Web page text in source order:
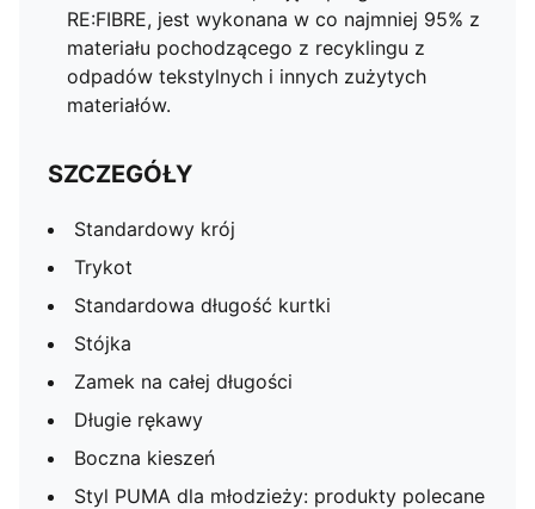
RE:FIBRE, jest wykonana w co najmniej 95% z
materiału pochodzącego z recyklingu z
odpadów tekstylnych i innych zużytych
materiałów.
SZCZEGÓŁY
Standardowy krój
Trykot
Standardowa długość kurtki
Stójka
Zamek na całej długości
Długie rękawy
Boczna kieszeń
Styl PUMA dla młodzieży: produkty polecane